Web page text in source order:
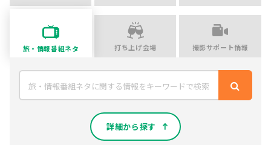
旅・情報番組ネタ 打ち上げ会場 撮影サポート情報
詳細から探す